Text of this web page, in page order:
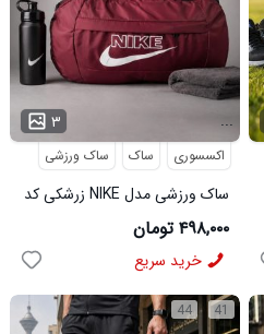
۳ ...
اکسسوری ساک ساک ورزشی
ساک ورزشی مدل NIKE زرشکی کد
6515
۴۹۸,۰۰۰ تومان
خرید سریع
41
44